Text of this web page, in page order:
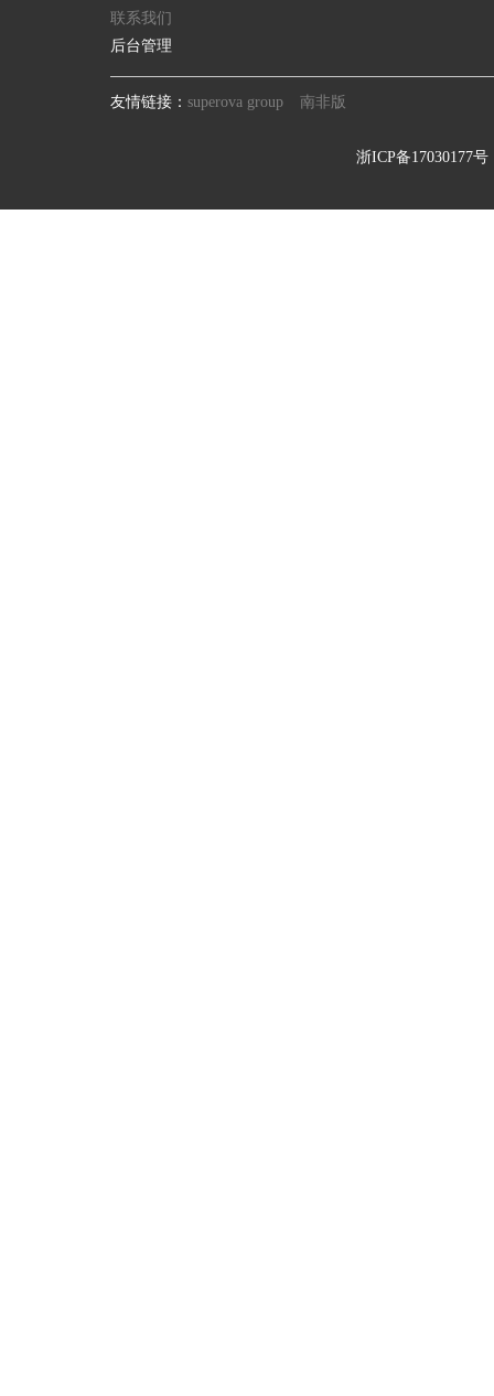
联系我们
后台管理
友情链接： superova group 南非版
浙ICP备17030177号